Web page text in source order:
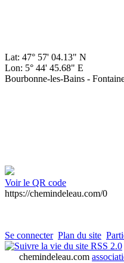
Lat: 47° 57' 04.13" N
Lon: 5° 44' 45.68" E
Bourbonne-les-Bains -
Voir le QR code
https://chemindeleau.com/0
Se connecter Plan du site
RSS 2.0
chemindeleau.com